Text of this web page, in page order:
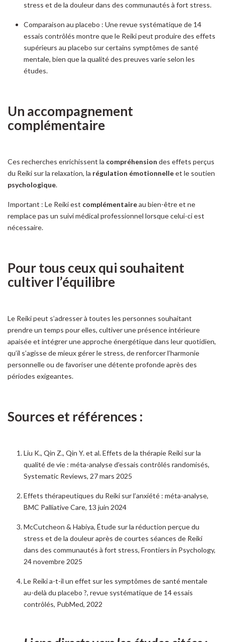
stress et de la douleur dans des communautés à fort stress.
Comparaison au placebo : Une revue systématique de 14
essais contrôlés montre que le Reiki peut produire des effets
supérieurs au placebo sur certains symptômes de santé
mentale, bien que la qualité des preuves varie selon les
études.
Un accompagnement
complémentaire
Ces recherches enrichissent la compréhension des effets perçus
du Reiki sur la relaxation, la régulation émotionnelleet le soutien
psychologique.
Important : Le Reiki est complémentaireau bien-être et ne
remplace pas un suivi médical professionnel lorsque celui-ci est
nécessaire.
Pour tous ceux qui souhaitent
cultiver l’équilibre
Le Reiki peut s’adresser à toutes les personnes souhaitant
prendre un temps pour elles, cultiver une présence intérieure
apaisée et intégrer une approche énergétique dans leur quotidien,
qu’il s’agisse de mieux gérer le stress, de renforcer l’harmonie
personnelle ou de favoriser une détente profonde après des
périodes exigeantes.
Sources et références :
Liu K., Qin Z., Qin Y. et al. Effets de la thérapie Reiki sur la
qualité de vie : méta-analyse d’essais contrôlés randomisés,
Systematic Reviews, 27 mars 2025
Effets thérapeutiques du Reiki sur l’anxiété : méta-analyse,
BMC Palliative Care, 13 juin 2024
McCutcheon & Habiya, Étude sur la réduction perçue du
stress et de la douleur après de courtes séances de Reiki
dans des communautés à fort stress, Frontiers in Psychology,
24 novembre 2025
Le Reiki a-t-il un effet sur les symptômes de santé mentale
au-delà du placebo ?, revue systématique de 14 essais
contrôlés, PubMed, 2022